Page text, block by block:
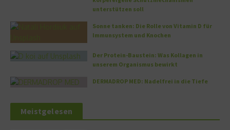
unterstützen soll
Sonne tanken: Die Rolle von Vitamin D für
Immunsystem und Knochen
Der Protein-Baustein: Was Kollagen in
unserem Organismus bewirkt
DERMADROP MED: Nadelfrei in die Tiefe
Meistgelesen